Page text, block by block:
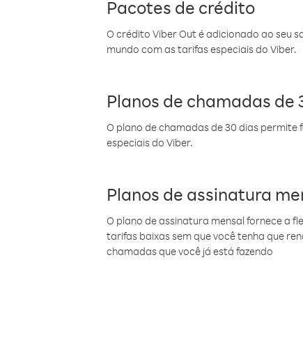
Pacotes de crédito
O crédito Viber Out é adicionado ao seu
mundo com as tarifas especiais do Viber.
Planos de chamadas de
O plano de chamadas de 30 dias
especiais do Viber.
Planos de assinatura
O plano de assinatura mensal fornece a
tarifas baixas sem que você tenha que
chamadas que você já está fazendo